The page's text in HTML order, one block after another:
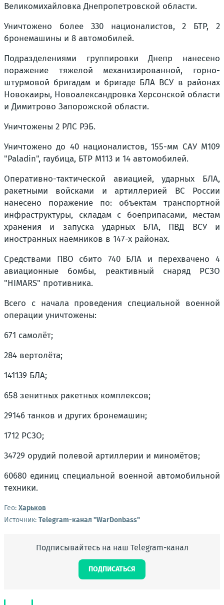
Великомихайловка Днепропетровской области.
Уничтожено более 330 националистов, 2 БТР, 2
бронемашины и 8 автомобилей.
Подразделениями группировки Днепр нанесено
поражение тяжелой механизированной, горно-
штурмовой бригадам и бригаде БЛА ВСУ в районах
Новокаиры, Новоалександровка Херсонской области
и Димитрово Запорожской области.
Уничтожены 2 РЛС РЭБ.
Уничтожено до 40 националистов, 155-мм САУ M109
"Paladin", гаубица, БТР M113 и 14 автомобилей.
Оперативно-тактической авиацией, ударных БЛА,
ракетными войсками и артиллерией ВС России
нанесено поражение по: объектам транспортной
инфраструктуры, складам с боеприпасами, местам
хранения и запуска ударных БЛА, ПВД ВСУ и
иностранных наемников в 147-х районах.
Средствами ПВО сбито 740 БЛА и перехвачено 4
авиационные бомбы, реактивный снаряд РСЗО
"HIMARS" противника.
Всего с начала проведения специальной военной
операции уничтожены:
671 самолёт;
284 вертолёта;
141139 БЛА;
658 зенитных ракетных комплексов;
29146 танков и других бронемашин;
1712 РСЗО;
34729 орудий полевой артиллерии и миномётов;
60680 единиц специальной военной автомобильной
техники.
Гео: Харьков
Источник: Telegram-канал "WarDonbass"
Подписывайтесь на наш Telegram-канал
ПОДПИСАТЬСЯ